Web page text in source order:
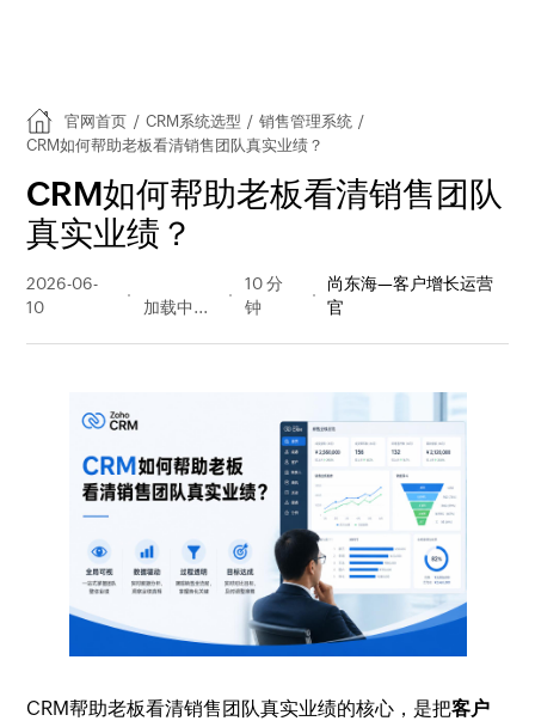
官网首页 / CRM系统选型 / 销售管理系统 /
CRM如何帮助老板看清销售团队真实业绩？
CRM如何帮助老板看清销售团队
真实业绩？
2026-06-
10
量
10 分
钟
尚东海—客户增长运营
官
CRM帮助老板看清销售团队真实业绩的核心，是把客户